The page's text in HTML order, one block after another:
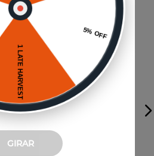
Gran Reserva
GIRAR